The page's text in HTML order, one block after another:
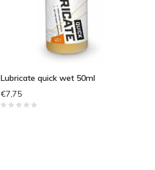
Lubricate quick wet 50ml
€7,75